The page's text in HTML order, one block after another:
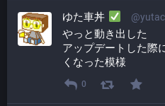
ゆた車丼
やっと動き出した
アップデートした際
くなった模様
0